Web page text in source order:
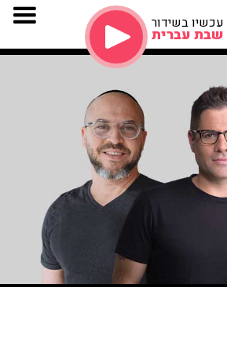
עכשיו בשידור
שבת עברית